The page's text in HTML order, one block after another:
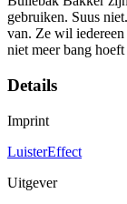
gebruiken. Suus
van. Ze wil
niet meer bang
Details
Imprint
LuisterEffect
Uitgever